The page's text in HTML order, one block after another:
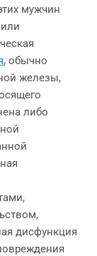
мужчин
, обычно
железы,
либо
дисфункция